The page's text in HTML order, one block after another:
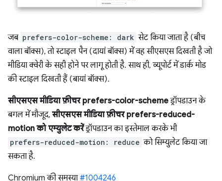
जब prefers-color-scheme: dark सेट किया जाता है (बीच
वाला बॉक्स), तो स्टाइल पैन (दायां बॉक्स) में वह सीएसएस दिखती है जो
मीडिया क्वेरी के सही होने पर लागू होती है. साथ ही, व्यूपोर्ट में डार्क मोड
की स्टाइल दिखती हैं (बायां बॉक्स).
सीएसएस मीडिया फ़ीचर prefers-color-schemeड्रॉपडाउन के
बगल में मौजूद, सीएसएस मीडिया फ़ीचर prefers-reduced-
motion को एम्युलेट करेंड्रॉपडाउन का इस्तेमाल करके भी
prefers-reduced-motion: reduce को सिम्युलेट किया जा
सकता है.
Chromium की समस्या#1004246